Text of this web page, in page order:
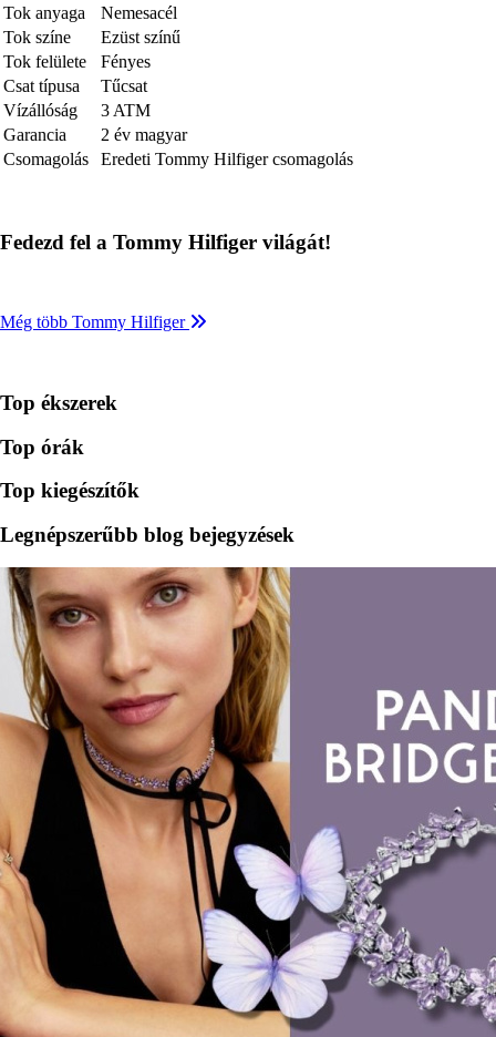
Tok anyaga
Nemesacél
Tok színe
Ezüst színű
Tok felülete
Fényes
Csat típusa
Tűcsat
Vízállóság
3 ATM
Garancia
2 év magyar
Csomagolás
Eredeti Tommy Hilfiger csomagolás
Fedezd fel a Tommy Hilfiger világát!
Még több Tommy Hilfiger
Top ékszerek
Top órák
Top kiegészítők
Legnépszerűbb blog bejegyzések